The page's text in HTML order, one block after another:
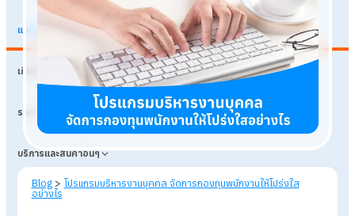
แหล่งเรียนรู้
เกี่ยวกับเรา
ราคา
บริการและสินค้าอื่นๆ
Published:29 พฤศจิกายน
804views โปรแกรม HR HumanSoft